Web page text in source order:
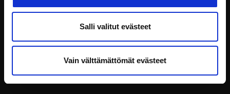
Salli valitut evästeet
Vain välttämättömät evästeet
FAQ
Tillgänglighetsförklaring